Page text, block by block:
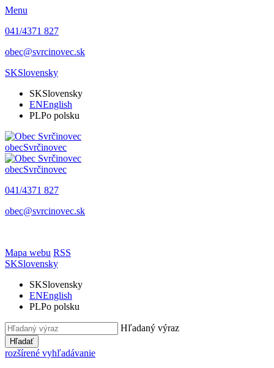
Menu
041/4371 827
obec@svrcinovec.sk
SKSlovensky
SKSlovensky
ENEnglish
PLPo polsku
obecSvrčinovec
obecSvrčinovec
041/4371 827
obec@svrcinovec.sk
Mapa webu RSS
SKSlovensky
SKSlovensky
ENEnglish
PLPo polsku
Hľadaný výraz
Hľadať
rozšírené vyhľadávanie